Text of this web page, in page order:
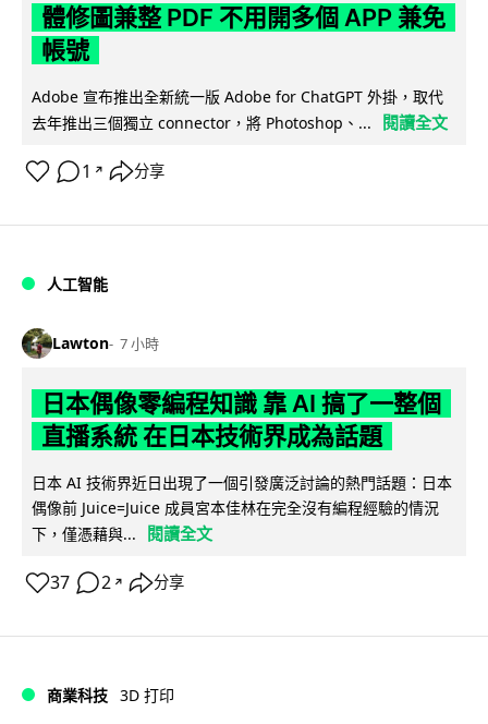
體修圖兼整 PDF 不用開多個 APP 兼免
帳號
Adobe 宣布推出全新統一版 Adobe for ChatGPT 外掛，取代
去年推出三個獨立 connector，將 Photoshop、...
閱讀全文
1 ↗ 分享
人工智能
Lawton 7 小時
日本偶像零編程知識 靠 AI 搞了一整個
直播系統 在日本技術界成為話題
日本 AI 技術界近日出現了一個引發廣泛討論的熱門話題：日本
偶像前 Juice=Juice 成員宮本佳林在完全沒有編程經驗的情況
下，僅憑藉與...
閱讀全文
37 2 ↗ 分享
商業科技 3D 打印